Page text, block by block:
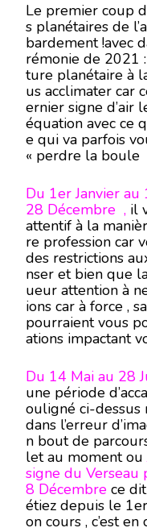
Le premier coup
s planétaires de
bardement !avec
rémonie de 2021
ture planétaire à
us acclimater car
ernier signe d’air
équation avec ce
e qui va parfois
« perdre la boule
Du 1er Janvier
28 Décembre , il
attentif à la
re profession car
des restrictions
nser et bien que
ueur attention à
ions car à force ,
pourraient vous
ations impactant
Du 14 Mai au 28
une période
ouligné ci-dessus
dans l’erreur
n bout de
let au moment ou
signe du Verseau
8 Décembre ce
étiez depuis le
on cours , c’est